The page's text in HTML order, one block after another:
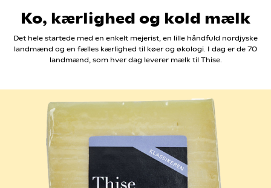
Ko, kærlighed og kold mælk
Det hele startede med en enkelt mejerist, en lille håndfuld nordjyske
landmænd og en fælles kærlighed til køer og økologi. I dag er de 70
landmænd, som hver dag leverer mælk til Thise.